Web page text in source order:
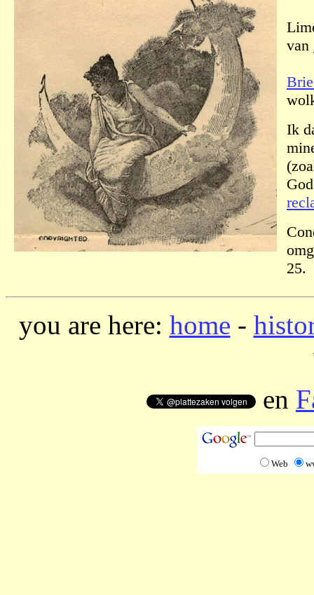
van
Ik
25.
you are here: home -
en
Web